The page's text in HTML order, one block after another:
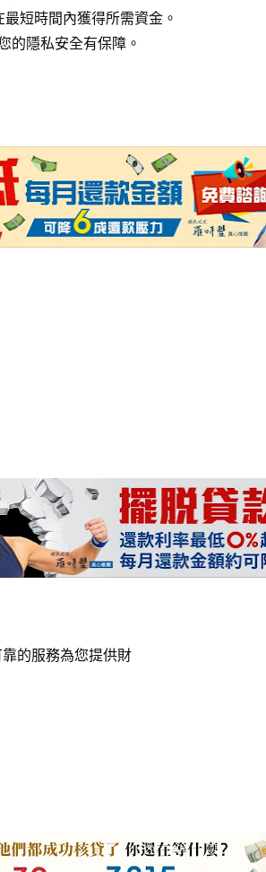
短時間內獲得所需資金。
的隱私安全有保障。
的服務為您提供財